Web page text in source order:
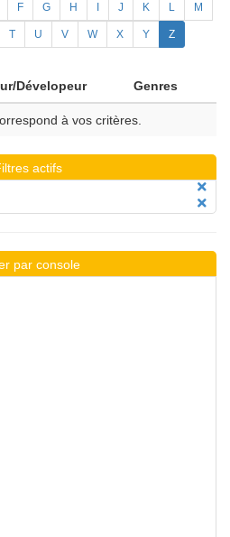
F G H J K L M
T U V W X Y Z
Dévelopeur Genres
à vos critères.
actifs
par console